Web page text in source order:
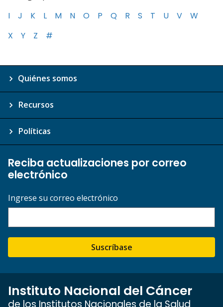
I
J K L M N O P Q R S T U V
W
X
Y Z #
Quiénes somos
Recursos
Políticas
Reciba actualizaciones por correo
electrónico
Ingrese su correo electrónico
Suscríbase
Instituto Nacional del Cáncer
de los Institutos Nacionales de la Salud